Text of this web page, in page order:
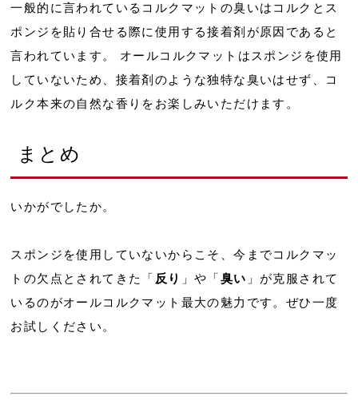
一般的に言われているコルクマットの臭いはコルクとス
ポンジを貼り合せる際に使用する接着剤が原因であると
言われています。 オールコルクマットはスポンジを使用
していないため、接着剤のような独特な臭いはせず、コ
ルク本来の自然な香りをお楽しみいただけます。
まとめ
いかがでしたか。
スポンジを使用していないからこそ、今までコルクマッ
トの欠点とされてきた「 反り 」や「臭い 」が克服されて
いるのがオールコルクマット最大の魅力です。ぜひ一度
お試しください。